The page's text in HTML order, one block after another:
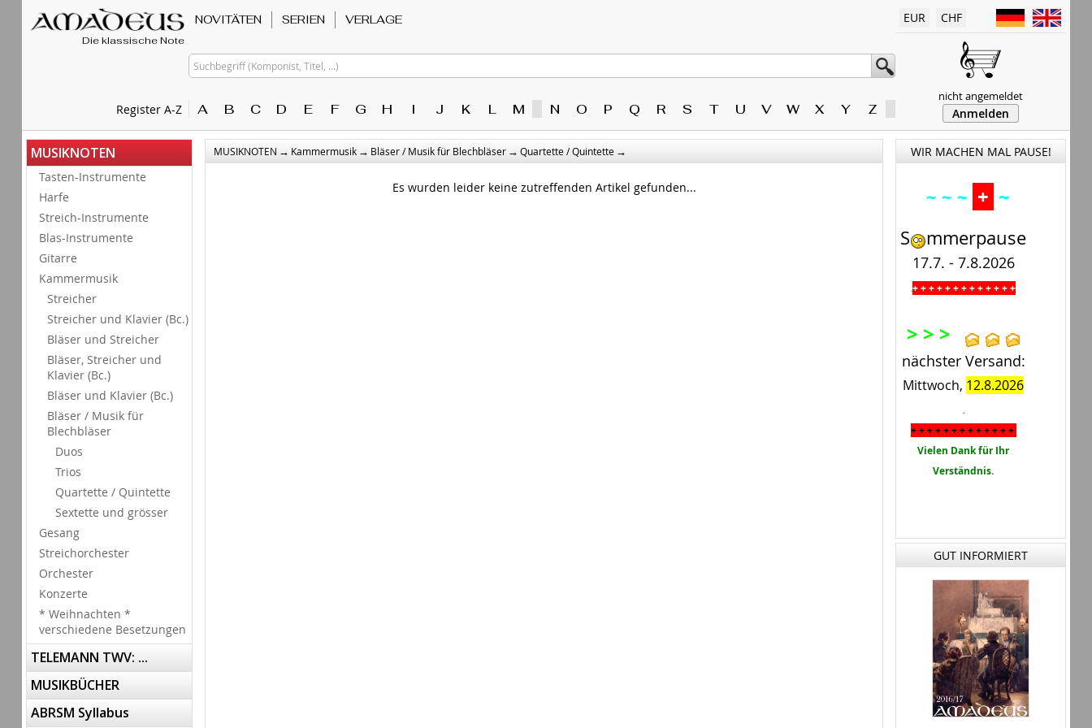
Die klassische Note
Register A-Z
NOVITÄTEN SERIEN VERLAGE
Suchbegriff (Komponist, Titel, ...)
A B C D E F G H I J K L M N O P Q R S T U V W X Y Z
EUR CHF
nicht angemeldet
Anmelden
MUSIKNOTEN
Tasten-Instrumente
Harfe
Streich-Instrumente
Blas-Instrumente
Gitarre
Kammermusik
Streicher
Streicher und Klavier (Bc.)
Bläser und Streicher
Bläser, Streicher und
Klavier (Bc.)
Bläser und Klavier (Bc.)
Bläser / Musik für
Blechbläser
Duos
Trios
Quartette / Quintette
Sextette und grösser
Gesang
Streichorchester
Orchester
Konzerte
* Weihnachten *
verschiedene Besetzungen
TELEMANN TWV: ...
MUSIKBÜCHER
ABRSM Syllabus
MUSIKNOTEN → Kammermusik → Bläser / Musik für Blechbläser → Quartette / Quintette →
Es wurden leider keine zutreffenden Artikel gefunden...
WIR MACHEN MAL PAUSE!
~ ~ ~ + ~
S mmerpause
17.7. - 7.8.2026
.+ + + + + + + + + + + + +
> > >
nächster Versand:
Mittwoch, 12.8.2026
.
+ + + + + + + + + + + + +
Vielen Dank für Ihr
Verständnis.
GUT INFORMIERT